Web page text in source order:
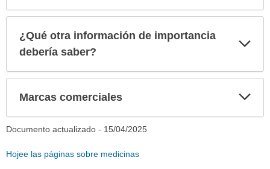
¿Qué otra información de importancia
debería saber?
Marcas comerciales
Documento actualizado - 15/04/2025
Hojee las páginas sobre medicinas